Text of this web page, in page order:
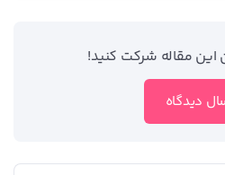
این مقاله شرکت کنید!
دیدگاه